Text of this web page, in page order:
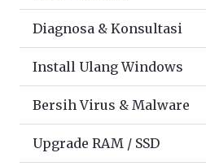
Diagnosa & Konsultasi
Install Ulang Windows
Bersih Virus & Malware
Upgrade RAM / SSD